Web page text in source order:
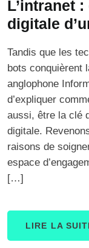
L’intranet
digitale
Tandis que les
bots conquièrent
anglophone
d’expliquer
aussi, être la clé
digitale.
raisons de
espace
[…]
LIRE LA